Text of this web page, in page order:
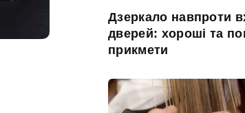
Дзеркало навпроти
дверей: хороші та
прикмети